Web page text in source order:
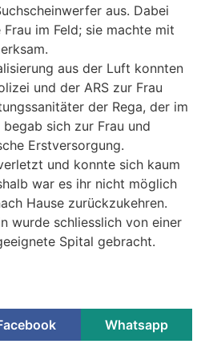
aus. Dabei
im Feld; sie machte mit
aus der Luft konnten
und der ARS zur Frau
der Rega, der im
sich zur Frau und
Erstversorgung.
und konnte sich kaum
war es ihr nicht möglich
Hause zurückzukehren.
wurde schliesslich von einer
Spital gebracht.
Whatsapp